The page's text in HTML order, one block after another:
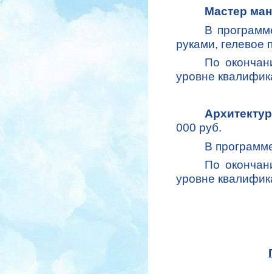
Мастер
В
руками, гелевое
По
уровне
000 руб.
В
По
уровне